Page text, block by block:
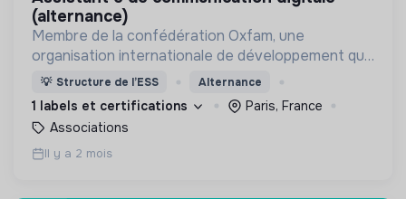
(alternance)
Membre de la confédération Oxfam, une
organisation internationale de développement qui
met en oeuvre des solutions durables pour mettre
fin aux injustices qui engendrent la pauvreté.
💡 Structure de l’ESS Alternance
1 labels et certifications
Paris, France
Associations
Il y a 2 mois